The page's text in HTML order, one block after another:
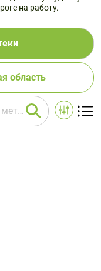
на работу.
область